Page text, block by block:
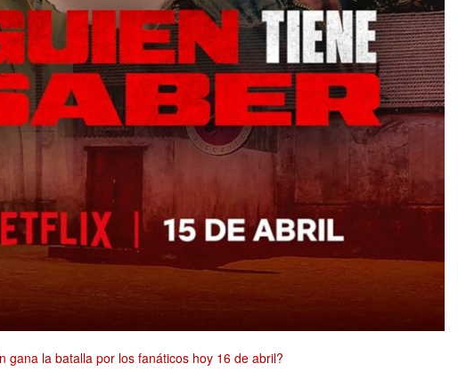
gana la batalla por los fanáticos hoy 16 de abril?